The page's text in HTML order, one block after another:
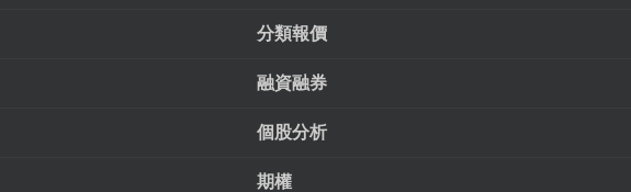
分類報價
融資融券
個股分析
期權